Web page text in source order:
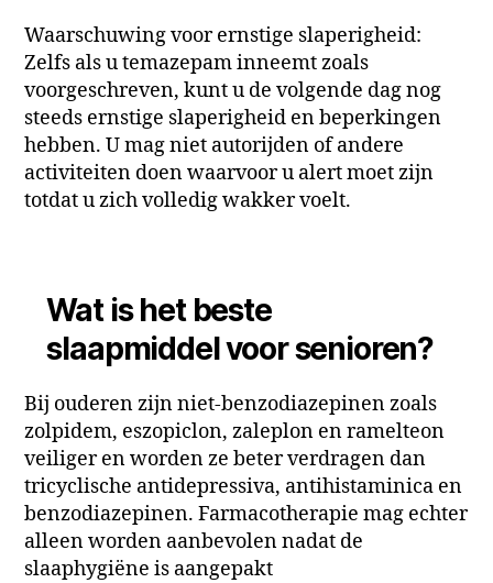
Waarschuwing voor ernstige slaperigheid:
Zelfs als u temazepam inneemt zoals
voorgeschreven, kunt u de volgende dag nog
steeds ernstige slaperigheid en beperkingen
hebben. U mag niet autorijden of andere
activiteiten doen waarvoor u alert moet zijn
totdat u zich volledig wakker voelt.
Wat is het beste
slaapmiddel voor senioren?
Bij ouderen zijn niet-benzodiazepinen zoals
zolpidem, eszopiclon, zaleplon en ramelteon
veiliger en worden ze beter verdragen dan
tricyclische antidepressiva, antihistaminica en
benzodiazepinen. Farmacotherapie mag echter
alleen worden aanbevolen nadat de
slaaphygiëne is aangepakt